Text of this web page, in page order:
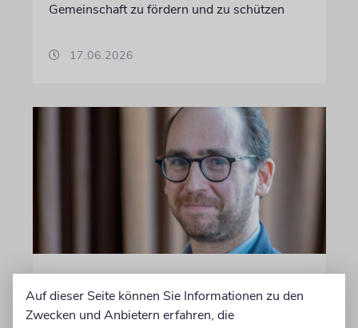
Gemeinschaft zu fördern und zu schützen
17.06.2026
FRANKFURT AM MAIN
Jüdische Gemeinde zeichnet
Auf dieser Seite können Sie Informationen zu den
Zwecken und Anbietern erfahren, die